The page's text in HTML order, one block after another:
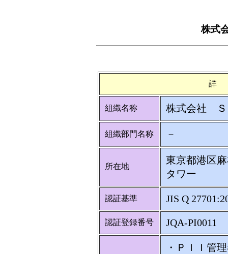
株式
詳
組織名称 株式会社 Ｓ
組織部門名称 －
所在地
東京都港区
タワー
認証基準 JIS Q
認証登録番号 JQA-PI0011
・ＰＩＩ管